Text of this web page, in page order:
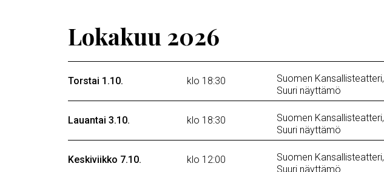
Lokakuu 2026
Torstai 1.10. klo 18:30
Suomen Kansallisteatteri,
Suuri näyttämö
Lauantai 3.10. klo 18:30
Suomen Kansallisteatteri,
Suuri näyttämö
Keskiviikko 7.10. klo 12:00
Suomen Kansallisteatteri,
Suuri näyttämö